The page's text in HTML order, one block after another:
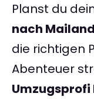
Planst du
nach Mailand
die richtigen
Abenteuer
Umzugsprofi